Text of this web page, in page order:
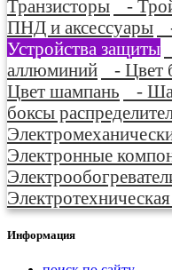
Транзисторы
-
ПНД и аксессуары
Устройства защиты
аллюминий
- Цвет
Цвет шампань
-
боксы
Электронные
Информация